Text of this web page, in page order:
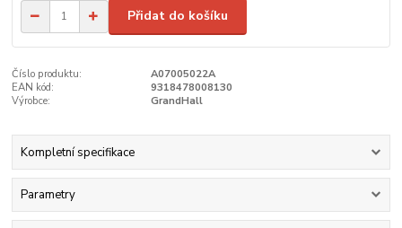
Přidat do košíku
Číslo produktu:
A07005022A
EAN kód:
9318478008130
Výrobce:
GrandHall
Kompletní specifikace
Parametry